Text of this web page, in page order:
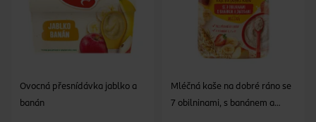
Ovocná přesnídávka jablko a
banán
Mléčná kaše na dobré ráno se
7 obilninami, s banánem a